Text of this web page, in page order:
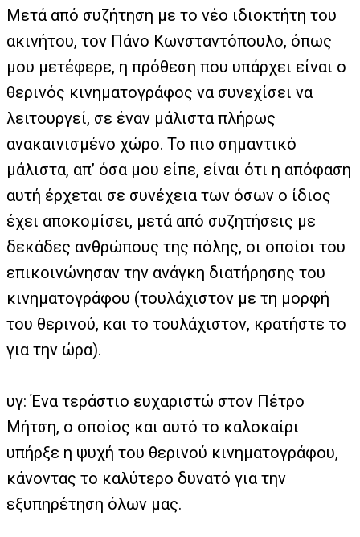
Μετά από συζήτηση με το νέο ιδιοκτήτη του
ακινήτου, τον Πάνο Κωνσταντόπουλο, όπως
μου μετέφερε, η πρόθεση που υπάρχει είναι ο
θερινός κινηματογράφος να συνεχίσει να
λειτουργεί, σε έναν μάλιστα πλήρως
ανακαινισμένο χώρο. Το πιο σημαντικό
μάλιστα, απ’ όσα μου είπε, είναι ότι η απόφαση
αυτή έρχεται σε συνέχεια των όσων ο ίδιος
έχει αποκομίσει, μετά από συζητήσεις με
δεκάδες ανθρώπους της πόλης, οι οποίοι του
επικοινώνησαν την ανάγκη διατήρησης του
κινηματογράφου (τουλάχιστον με τη μορφή
του θερινού, και το τουλάχιστον, κρατήστε το
για την ώρα).
υγ: Ένα τεράστιο ευχαριστώ στον Πέτρο
Μήτση, ο οποίος και αυτό το καλοκαίρι
υπήρξε η ψυχή του θερινού κινηματογράφου,
κάνοντας το καλύτερο δυνατό για την
εξυπηρέτηση όλων μας.